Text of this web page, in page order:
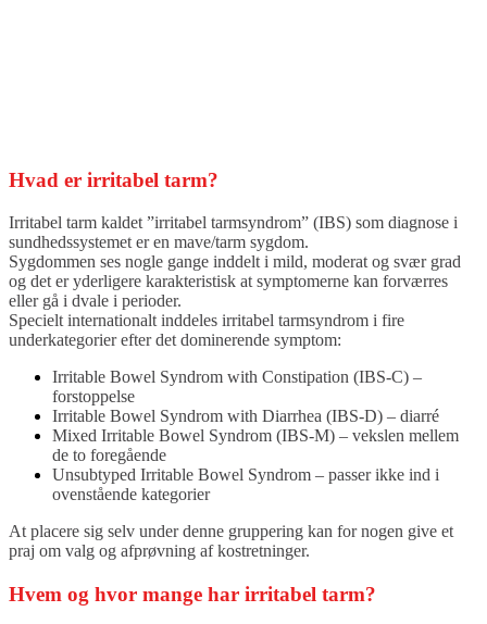
Hvad er irritabel tarm?
Irritabel tarm kaldet ”irritabel tarmsyndrom” (IBS) som diagnose i
sundhedssystemet er en mave/tarm sygdom.
Sygdommen ses nogle gange inddelt i mild, moderat og svær grad
og det er yderligere karakteristisk at symptomerne kan forværres
eller gå i dvale i perioder.
Specielt internationalt inddeles irritabel tarmsyndrom i fire
underkategorier efter det dominerende symptom:
Irritable Bowel Syndrom with Constipation (IBS-C) –
forstoppelse
Irritable Bowel Syndrom with Diarrhea (IBS-D) – diarré
Mixed Irritable Bowel Syndrom (IBS-M) – vekslen mellem
de to foregående
Unsubtyped Irritable Bowel Syndrom – passer ikke ind i
ovenstående kategorier
At placere sig selv under denne gruppering kan for nogen give et
praj om valg og afprøvning af kostretninger.
Hvem og hvor mange har irritabel tarm?